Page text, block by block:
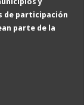
de participación
parte de la